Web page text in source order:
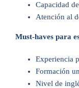
Capacidad
Atención al
Must-haves para
Experiencia
Formación
Nivel de